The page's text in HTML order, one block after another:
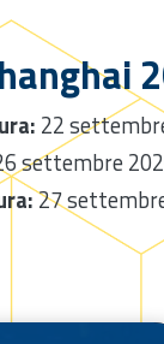
22
settembre
27